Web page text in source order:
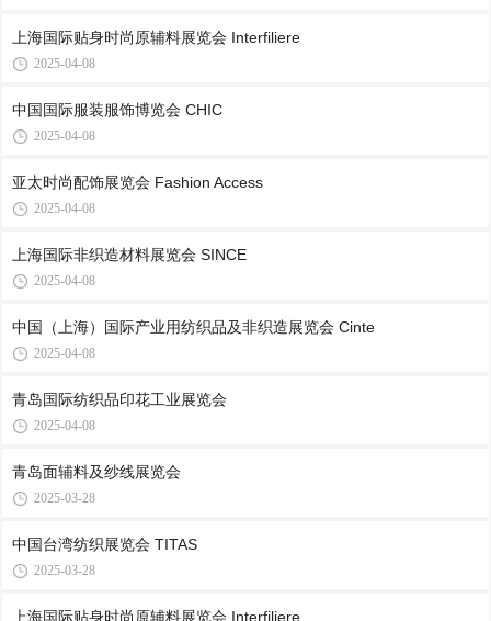
上海国际贴身时尚原辅料展览会 Interfiliere
2025-04-08
中国国际服装服饰博览会 CHIC
2025-04-08
亚太时尚配饰展览会 Fashion Access
2025-04-08
上海国际非织造材料展览会 SINCE
2025-04-08
中国（上海）国际产业用纺织品及非织造展览会 Cinte
2025-04-08
青岛国际纺织品印花工业展览会
2025-04-08
青岛面辅料及纱线展览会
2025-03-28
中国台湾纺织展览会 TITAS
2025-03-28
上海国际贴身时尚原辅料展览会 Interfiliere